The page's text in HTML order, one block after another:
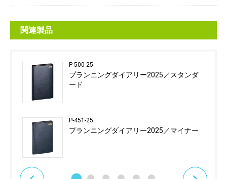
関連製品
P-500-25
プランニングダイアリー2025／スタンダ
ード
P-451-25
プランニングダイアリー2025／マイナー